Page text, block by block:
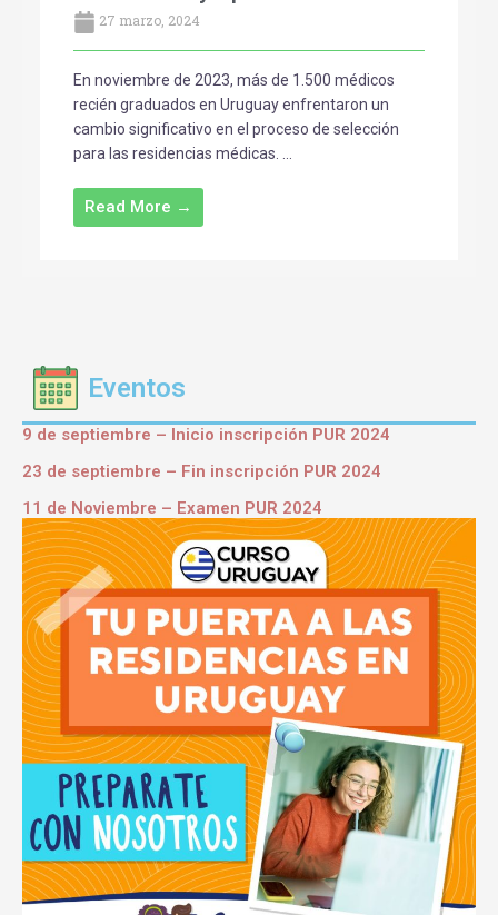
27 marzo, 2024
En noviembre de 2023, más de 1.500 médicos
recién graduados en Uruguay enfrentaron un
cambio significativo en el proceso de selección
para las residencias médicas. ...
Read More →
Eventos
9 de septiembre – Inicio inscripción PUR 2024
23 de septiembre – Fin inscripción PUR 2024
11 de Noviembre – Examen PUR 2024